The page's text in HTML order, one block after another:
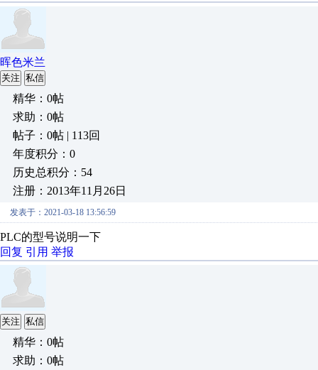
晖色米兰
关注 私信
精华：0帖
求助：0帖
帖子：0帖 | 113回
年度积分：0
历史总积分：54
注册：2013年11月26日
发表于：2021-03-18 13:56:59
PLC的型号说明一下
回复 引用 举报
关注 私信
精华：0帖
求助：0帖